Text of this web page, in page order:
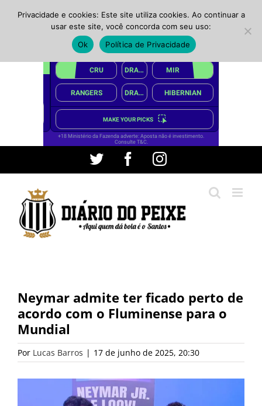
conteúdo
Twitter FacebookInstagram
Neymar admite ter ficado perto de
acordo com o Fluminense para o
Mundial
Por Lucas Barros | 17 de junho de 2025, 20:30
Privacidade e cookies: Este site utiliza cookies. Ao continuar a
usar este site, você concorda com seu uso:
Ok
Política de Privacidade